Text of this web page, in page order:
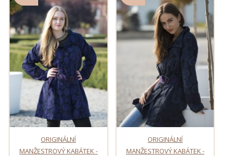
ORIGINÁLNÍ
MANŽESTROVÝ KABÁTEK -
ORIGINÁLNÍ
MANŽESTROVÝ KABÁTEK -